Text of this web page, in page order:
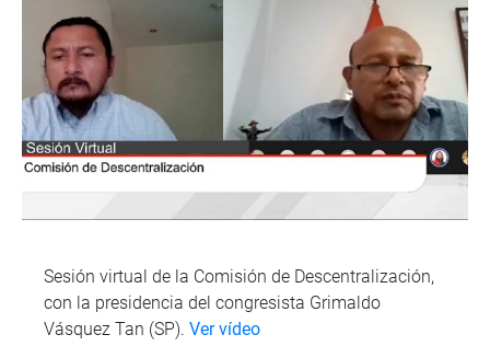
Sesión virtual de la Comisión de Descentralización,
con la presidencia del congresista Grimaldo
Vásquez Tan (SP). Ver vídeo